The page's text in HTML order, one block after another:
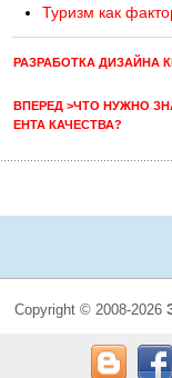
Туризм как
РАЗРАБОТКА ДИЗАЙНА
ВПЕРЕД >ЧТО НУЖНО
ЕНТА КАЧЕСТВА?
Copyright © 2008-2026